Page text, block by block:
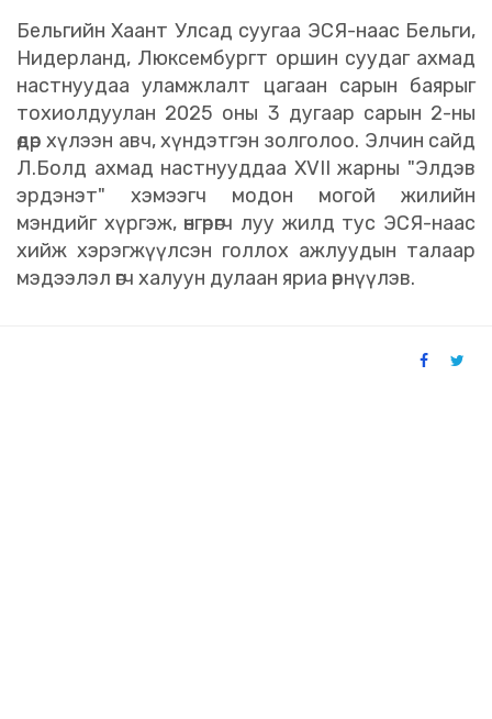
Бельгийн Хаант Улсад суугаа ЭСЯ-наас Бельги,
Нидерланд, Люксембургт оршин суудаг ахмад
настнуудаа уламжлалт цагаан сарын баярыг
тохиолдуулан 2025 оны 3 дугаар сарын 2-ны
өдөр хүлээн авч, хүндэтгэн золголоо. Элчин сайд
Л.Болд ахмад настнууддаа XVII жарны "Элдэв
эрдэнэт" хэмээгч модон могой жилийн
мэндийг хүргэж, өнгөрөгч луу жилд тус ЭСЯ-наас
хийж хэрэгжүүлсэн голлох ажлуудын талаар
мэдээлэл өгч халуун дулаан яриа өрнүүлэв.